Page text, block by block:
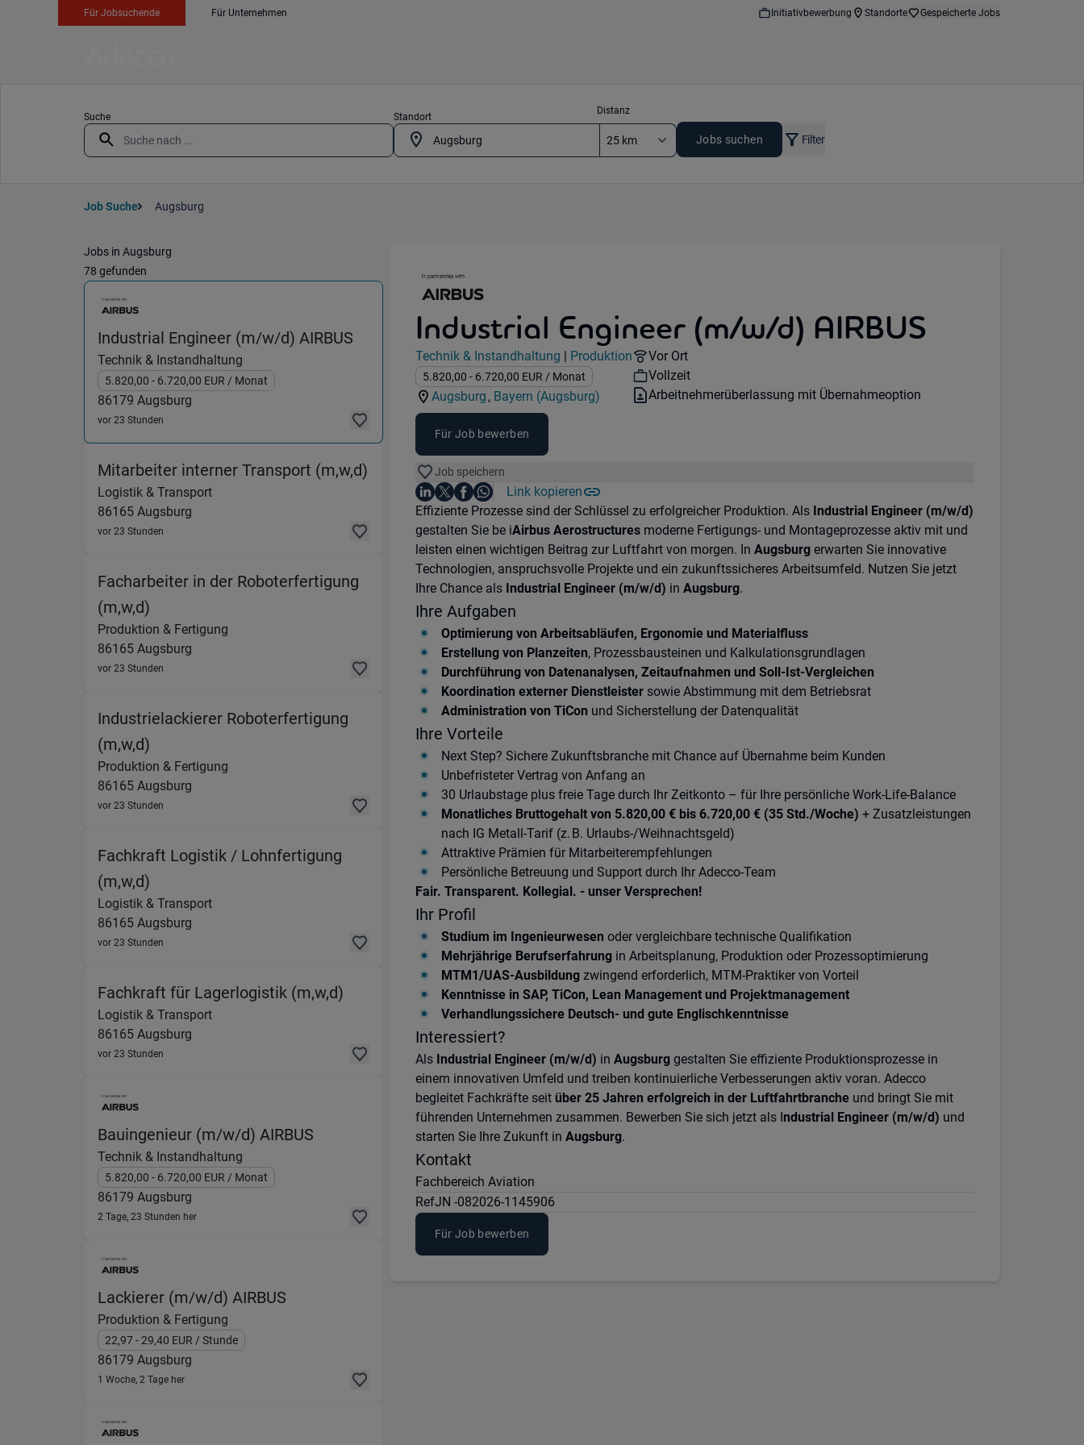
Für Jobsuchende Für Unternehmen Initiativbewerbung Standorte Gespeicherte Jobs
Suche Standort
Distanz
Jobs suchen Filter
Job Suche Augsburg
Jobs in Augsburg
78 gefunden
Industrial Engineer (m/w/d) AIRBUS (Technik & Instandhaltung) in 86179 Augsburg
Technik & Instandhaltung
5.820,00 - 6.720,00 EUR / Monat
86179 Augsburg
vor 23 Stunden
Mitarbeiter interner Transport (m,w,d) (Logistik & Transport) in 86165 Augsburg
Logistik & Transport
86165 Augsburg
vor 23 Stunden
Facharbeiter in der Roboterfertigung
(m,w,d) (Produktion & Fertigung) in 86165 Augsburg
Produktion & Fertigung
86165 Augsburg
vor 23 Stunden
Industrielackierer Roboterfertigung
(m,w,d) (Produktion & Fertigung) in 86165 Augsburg
Produktion & Fertigung
86165 Augsburg
vor 23 Stunden
Fachkraft Logistik / Lohnfertigung
(m,w,d) (Logistik & Transport) in 86165 Augsburg
Logistik & Transport
86165 Augsburg
vor 23 Stunden
Fachkraft für Lagerlogistik (m,w,d) (Logistik & Transport) in 86165 Augsburg
Logistik & Transport
86165 Augsburg
vor 23 Stunden
Bauingenieur (m/w/d) AIRBUS (Technik & Instandhaltung) in 86179 Augsburg
Technik & Instandhaltung
5.820,00 - 6.720,00 EUR / Monat
86179 Augsburg
2 Tage, 23 Stunden her
Lackierer (m/w/d) AIRBUS
Produktion & Fertigung
22,97- 29,40 EUR / Stunde
86179 Augsburg
1 Woche, 2 Tage her
Industrial Engineer (m/w/d) AIRBUS
Jobdetails
Kategorie:
Technik & Instandhaltung |
Industry:
Produktion
Gehalt:
5.820,00 - 6.720,00 EUR / Monat
Standorte:
Augsburg ,
Region:
Bayern (Augsburg)
Remote Option:
Vor Ort
Workhours:
Vollzeit
Vertragsart:
Arbeitnehmerüberlassung mit Übernahmeoption
Für Job bewerben
Job speichern
Teile diesen Job
Auf LinkedIn teilen
Auf X teilen
Auf Facebook teilen
Auf WhatsApp teilen
Link kopieren
Einleitung
Effiziente Prozesse sind der Schlüssel zu erfolgreicher Produktion. Als Industrial Engineer (m/w/d)
gestalten Sie be iAirbus Aerostructures moderne Fertigungs- und Montageprozesse aktiv mit und
leisten einen wichtigen Beitrag zur Luftfahrt von morgen. In Augsburg erwarten Sie innovative
Technologien, anspruchsvolle Projekte und ein zukunftssicheres Arbeitsumfeld. Nutzen Sie jetzt
Ihre Chance als Industrial Engineer (m/w/d) in Augsburg.
Ihre Aufgaben
Optimierung von Arbeitsabläufen, Ergonomie und Materialfluss
Erstellung von Planzeiten, Prozessbausteinen und Kalkulationsgrundlagen
Durchführung von Datenanalysen, Zeitaufnahmen und Soll-Ist-Vergleichen
Koordination externer Dienstleister sowie Abstimmung mit dem Betriebsrat
Administration von TiCon und Sicherstellung der Datenqualität
Ihre Vorteile
Next Step? Sichere Zukunftsbranche mit Chance auf Übernahme beim Kunden
Unbefristeter Vertrag von Anfang an
30 Urlaubstage plus freie Tage durch Ihr Zeitkonto – für Ihre persönliche Work-Life-Balance
Monatliches Bruttogehalt von 5.820,00 € bis 6.720,00 € (35 Std./Woche) + Zusatzleistungen
nach IG Metall-Tarif (z. B. Urlaubs-/Weihnachtsgeld)
Attraktive Prämien für Mitarbeiterempfehlungen
Persönliche Betreuung und Support durch Ihr Adecco-Team
Fair. Transparent. Kollegial. - unser Versprechen!
Ihr Profil
Studium im Ingenieurwesen oder vergleichbare technische Qualifikation
Mehrjährige Berufserfahrung in Arbeitsplanung, Produktion oder Prozessoptimierung
MTM1/UAS-Ausbildung zwingend erforderlich, MTM-Praktiker von Vorteil
Kenntnisse in SAP, TiCon, Lean Management und Projektmanagement
Verhandlungssichere Deutsch- und gute Englischkenntnisse
Interessiert?
Als Industrial Engineer (m/w/d) in Augsburg gestalten Sie effiziente Produktionsprozesse in
einem innovativen Umfeld und treiben kontinuierliche Verbesserungen aktiv voran. Adecco
begleitet Fachkräfte seit über 25 Jahren erfolgreich in der Luftfahrtbranche und bringt Sie mit
führenden Unternehmen zusammen. Bewerben Sie sich jetzt als Industrial Engineer (m/w/d) und
starten Sie Ihre Zukunft in Augsburg.
Kontakt
Fachbereich Aviation
RefJN -082026-1145906
Für Job bewerben